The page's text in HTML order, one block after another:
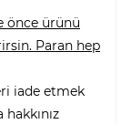
önce ürünü
Paran hep
iade etmek